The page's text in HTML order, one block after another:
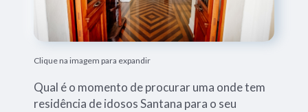
Clique na imagem para expandir
Qual é o momento de procurar uma onde tem
residência de idosos Santana para o seu